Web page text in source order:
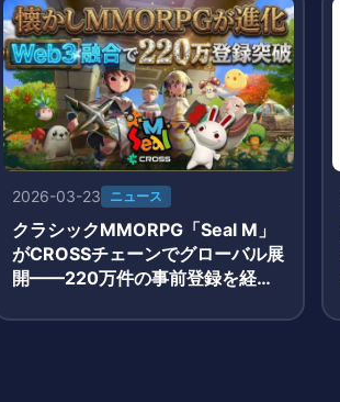
2026-03-23 ニュース
クラシックMMORPG「Seal M」
がCROSSチェーンでグローバル展
開——220万件の事前登録を経て